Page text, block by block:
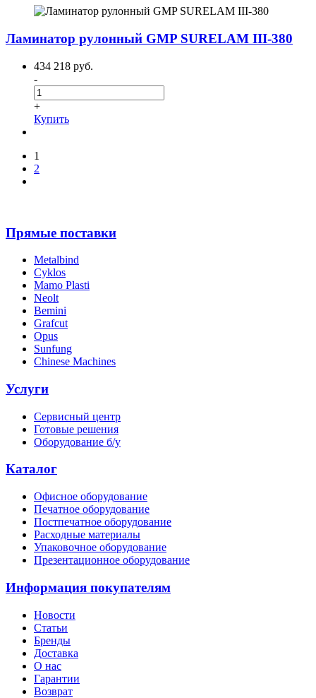
Ламинатор рулонный GMP SURELAM III-380
434 218 руб.
-
+
Купить
1
2
Прямые поставки
Metalbind
Cyklos
Mamo Plasti
Neolt
Bemini
Grafcut
Opus
Sunfung
Chinese Machines
Услуги
Сервисный центр
Готовые решения
Оборудование б/у
Каталог
Офисное оборудование
Печатное оборудование
Постпечатное оборудование
Расходные материалы
Упаковочное оборудование
Презентационное оборудование
Информация покупателям
Новости
Статьи
Бренды
Доставка
О нас
Гарантии
Возврат